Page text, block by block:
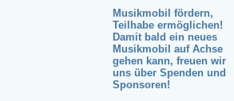
Musikmobil fördern,
Teilhabe ermöglichen!
Damit bald ein neues
Musikmobil auf Achse
gehen kann, freuen wir
uns über Spenden und
Sponsoren!